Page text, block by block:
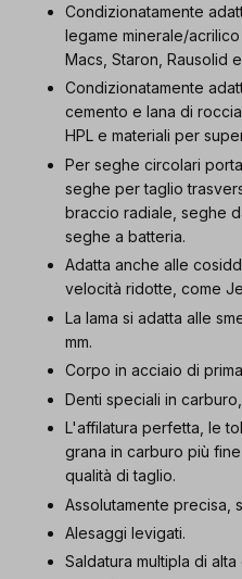
Condizionatamente
legame minerale/
Macs, Staron, Rausolid
Condizionatamente
cemento e lana di
HPL e materiali per
Per seghe circolari
seghe per taglio
braccio radiale, seghe
seghe a batteria.
Adatta anche alle
velocità ridotte, come
La lama si adatta alle
mm.
Corpo in acciaio di
Denti speciali in
L'affilatura perfetta, le
grana in carburo più
qualità di taglio.
Assolutamente precisa,
Alesaggi levigati.
Saldatura multipla di